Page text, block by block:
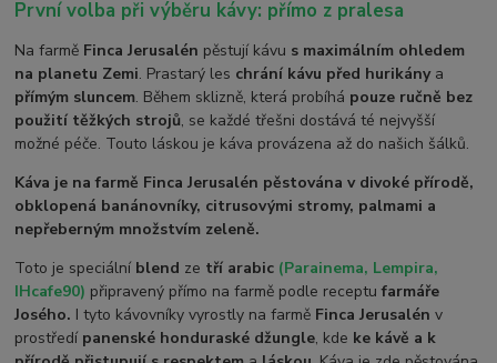
První volba při výběru kávy: přímo z pralesa
Na farmě Finca Jerusalén pěstují kávu s maximálním ohledem
na planetu Zemi. Prastarý les chrání kávu před hurikánya
přímým sluncem. Během sklizně, která probíhá pouze ručně bez
použití těžkých strojů, se každé třešni dostává té nejvyšší
možné péče. Touto láskou je káva provázena až do našich šálků.
Káva je na farmě Finca Jerusalén pěstována v divoké přírodě,
obklopená banánovníky, citrusovými stromy, palmami a
nepřeberným množstvím zeleně.
Toto je speciální blend ze tří arabic (Parainema, Lempira,
IHcafe90) připravený přímo na farmě podle receptufarmáře
Josého. I tyto kávovníky vyrostly na farmě Finca Jerusalén v
prostředí panenské honduraské džungle, kde ke kávě a k